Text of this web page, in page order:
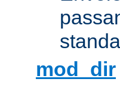
mod_dir